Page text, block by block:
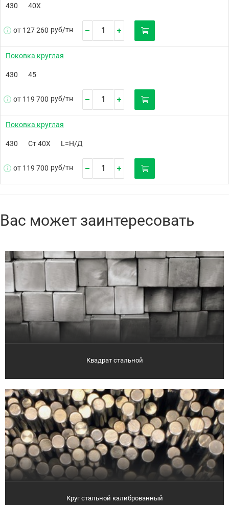
430 40Х
от 127 260 руб/тн
Поковка круглая
430 45
от 119 700 руб/тн
Поковка круглая
430 Ст 40Х L=Н/Д
от 119 700 руб/тн
Вас может заинтересовать
Квадрат стальной
Круг стальной калиброванный